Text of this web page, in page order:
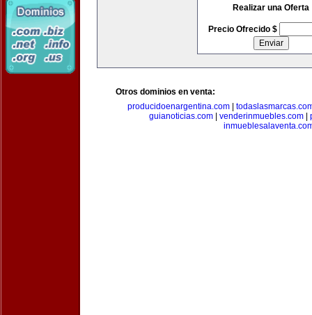
Realizar una Oferta
Precio Ofrecido $
Otros dominios en venta:
producidoenargentina.com|
guianoticias.com| venderinmuebles.com|